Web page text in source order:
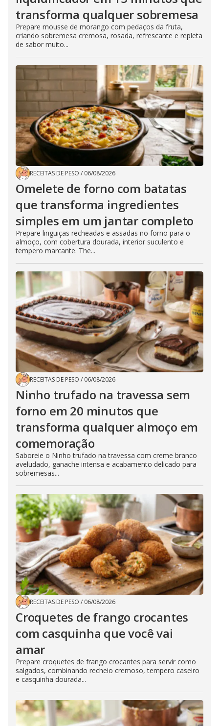
transforma qualquer sobremesa
Prepare mousse de morango com pedaços da fruta,
criando sobremesa cremosa, rosada, refrescante e repleta
de sabor muito...
RECEITAS DE PESO / 06/08/2026
Omelete de forno com batatas
que transforma ingredientes
simples em um jantar completo
Prepare linguiças recheadas e assadas no forno para o
almoço, com cobertura dourada, interior suculento e
tempero marcante. The...
RECEITAS DE PESO / 06/08/2026
Ninho trufado na travessa sem
forno em 20 minutos que
transforma qualquer almoço em
comemoração
Saboreie o Ninho trufado na travessa com creme branco
aveludado, ganache intensa e acabamento delicado para
sobremesas...
RECEITAS DE PESO / 06/08/2026
Croquetes de frango crocantes
com casquinha que você vai
amar
Prepare croquetes de frango crocantes para servir como
salgados, combinando recheio cremoso, tempero caseiro
e casquinha dourada...